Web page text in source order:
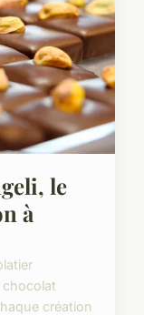
le
à
création